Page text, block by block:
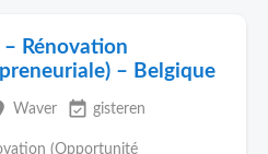
– Rénovation
– Belgique
Waver event_available gisteren
(Opportunité